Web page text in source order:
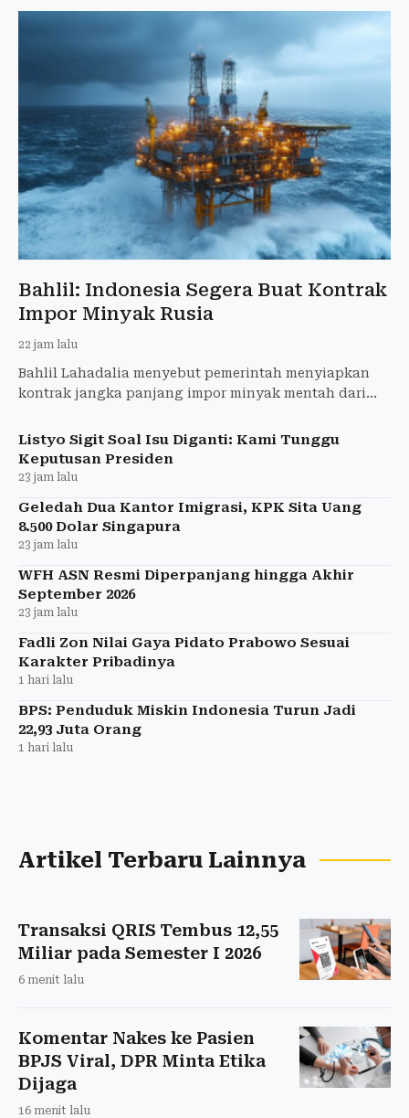
Bahlil: Indonesia Segera Buat Kontrak
Impor Minyak Rusia
22 jam lalu
Bahlil Lahadalia menyebut pemerintah menyiapkan
kontrak jangka panjang impor minyak mentah dari
Listyo Sigit Soal Isu Diganti: Kami Tunggu
Keputusan Presiden
23 jam lalu
Geledah Dua Kantor Imigrasi, KPK Sita Uang
8.500 Dolar Singapura
23 jam lalu
WFH ASN Resmi Diperpanjang hingga Akhir
September 2026
23 jam lalu
Fadli Zon Nilai Gaya Pidato Prabowo Sesuai
Karakter Pribadinya
1 hari lalu
BPS: Penduduk Miskin Indonesia Turun Jadi
22,93 Juta Orang
1 hari lalu
Artikel Terbaru Lainnya
Transaksi QRIS Tembus 12,55
Miliar pada Semester I 2026
6 menit lalu
Komentar Nakes ke Pasien
BPJS Viral, DPR Minta Etika
Dijaga
16 menit lalu